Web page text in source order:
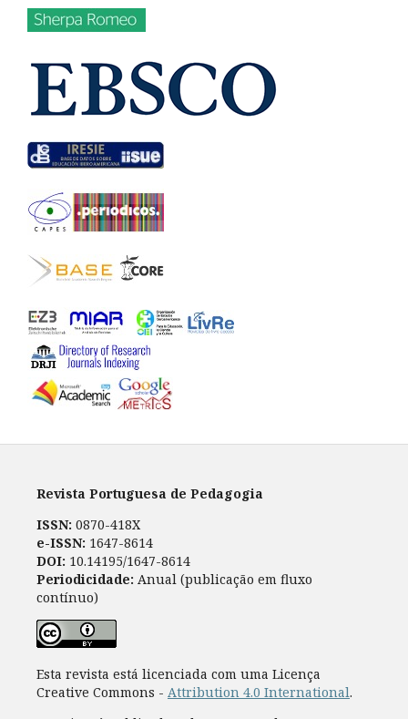
Revista Portuguesa de Pedagogia
ISSN: 0870-418X
e-ISSN: 1647-8614
DOI: 10.14195/1647-8614
Periodicidade: Anual (publicação em fluxo
contínuo)
Esta revista está licenciada com uma Licença
Creative Commons - Attribution 4.0 International.